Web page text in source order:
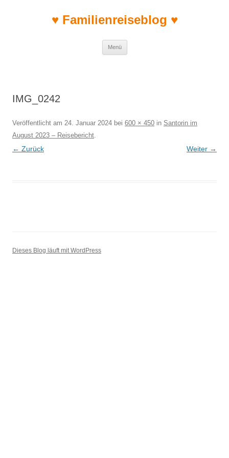
♥ Familienreiseblog ♥
Menü
IMG_0242
Veröffentlicht am 24. Januar 2024 bei 600 × 450 in Santorin im
August 2023 – Reisebericht.
← Zurück Weiter →
Dieses Blog läuft mit WordPress